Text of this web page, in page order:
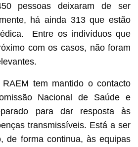
pessoas deixaram de ser
há ainda 313 que estão
Entre os indivíduos que
com os casos, não foram
tem mantido o contacto
Nacional de Saúde e
para dar resposta às
transmissíveis. Está a ser
de forma continua, às equipas